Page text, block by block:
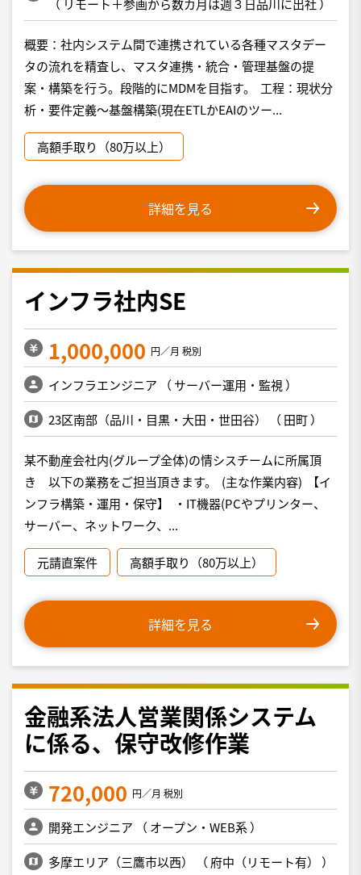
概要：社内システム間で連携されている各種マスタデー
タの流れを精査し、マスタ連携・統合・管理基盤の提
案・構築を行う。段階的にMDMを目指す。 工程：現状分
析・要件定義～基盤構築(現在ETLかEAIのツー...
高額手取り（80万以上）
詳細を見る
インフラ社内SE
1,000,000 円／月 税別
インフラエンジニア （ サーバー運用・監視 ）
23区南部（品川・目黒・大田・世田谷） （ 田町）
某不動産会社内(グループ全体)の情シスチームに所属頂
き 以下の業務をご担当頂きます。 (主な作業内容) 【イ
ンフラ構築・運用・保守】 ・IT機器(PCやプリンター、
サーバー、ネットワーク、...
元請直案件 高額手取り（80万以上）
詳細を見る
金融系法人営業関係システム
に係る、保守改修作業
720,000 円／月 税別
開発エンジニア （ オープン・WEB系）
多摩エリア（三鷹市以西） （ 府中（リモート有） ）